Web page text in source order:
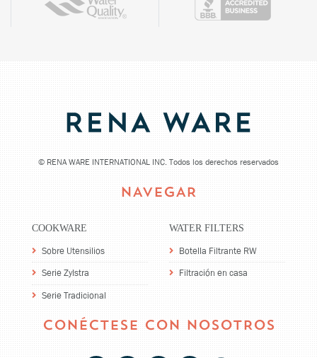
© RENA WARE INTERNATIONAL INC. Todos los derechos reservados
NAVEGAR
COOKWARE
Sobre Utensilios
Serie Zylstra
Serie Tradicional
WATER FILTERS
Botella Filtrante RW
Filtración en casa
CONÉCTESE CON NOSOTROS